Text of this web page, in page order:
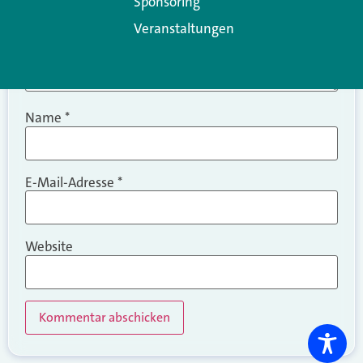
Name *
E-Mail-Adresse *
Website
Alternative:
Veranstaltungen